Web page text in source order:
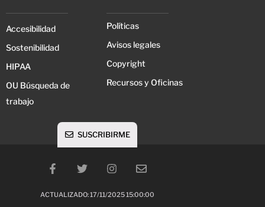
Accesibilidad
Sostenibilidad
HIPAA
OU Búsqueda de
trabajo
Políticas
Avisos legales
Copyright
Recursos y Oficinas
ACTUALIZADO: 17/11/2025 15:00:00
SUSCRIBIRME